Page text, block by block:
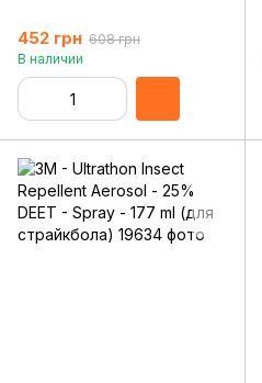
452 грн 608 грн
В наличии